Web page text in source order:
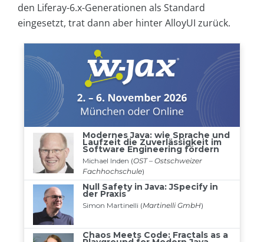
den Liferay-6.x-Generationen als Standard
eingesetzt, trat dann aber hinter AlloyUI zurück.